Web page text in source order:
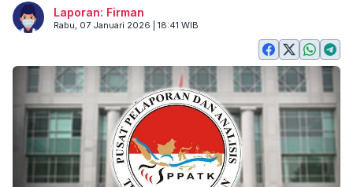
Laporan: Firman
Rabu, 07 Januari 2026 | 18:41 WIB